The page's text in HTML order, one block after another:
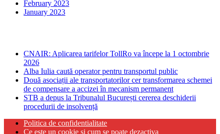
February 2023
January 2023
CNAIR: Aplicarea tarifelor TollRo va începe la 1 octombrie
2026
Alba Iulia caută operator pentru transportul public
Două asociații ale transportatorilor cer transformarea schemei
de compensare a accizei în mecanism permanent
STB a depus la Tribunalul București cererea deschiderii
procedurii de insolvență
Politica de confidentialitate
Ce este un cookie si cum se poate dezactiva